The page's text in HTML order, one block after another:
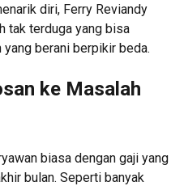
diri, Ferry Reviandy
tak terduga yang bisa
berani berpikir beda.
ke Masalah
biasa dengan gaji yang
bulan. Seperti banyak